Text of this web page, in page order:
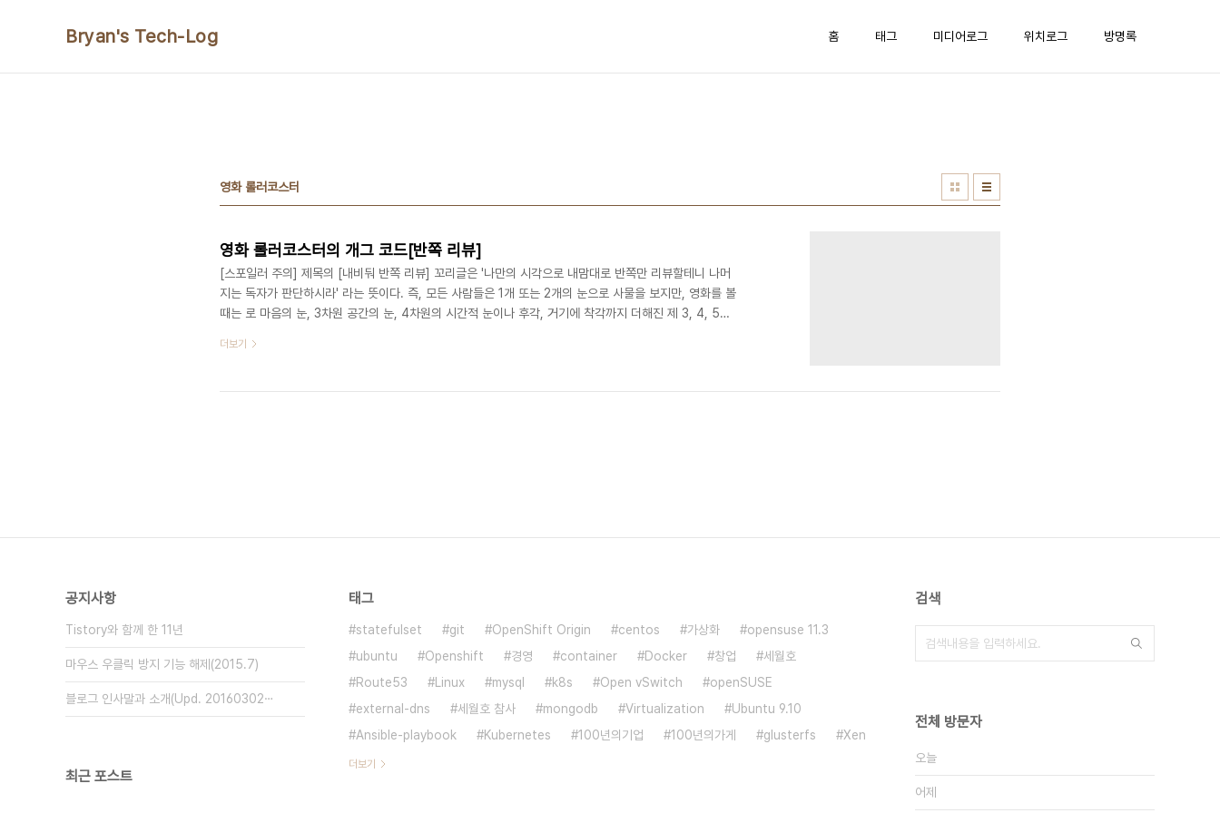
Bryan's Tech-Log 홈 태그 미디어로그 위치로그 방명록
영화 롤러코스터
영화 롤러코스터의 개그 코드[반쪽 리뷰]
[스포일러 주의] 제목의 [내비둬 반쪽 리뷰] 꼬리글은 '나만의 시각으로 내맘대로 반쪽만 리뷰할테니 나머
지는 독자가 판단하시라' 라는 뜻이다. 즉, 모든 사람들은 1개 또는 2개의 눈으로 사물을 보지만, 영화를 볼
때는 로 마음의 눈, 3차원 공간의 눈, 4차원의 시간적 눈이나 후각, 거기에 착각까지 더해진 제 3, 4, 5의
짧게 말하면, 너무 생각이 다르면 쿨하게 지나쳐 주시면 된다는 의미이다. 하지만 이 블로그에서 다루는 영
나 의미가 있는 것일테니, 한 번 쯤 눈길을 돌려봐도 좋을 듯 싶..
더보기
공지사항
Tistory와 함께 한 11년
마우스 우클릭 방지 기능 해제(2015.7)
블로그 인사말과 소개(Upd. 20160302⋯
최근 포스트
태그
statefulset git OpenShift Origin centos 가상화
opensuse 11.3
ubuntu
Openshift 경영 container Docker 창업
세월호
Route53
Linux mysql k8s Open vSwitch
openSUSE
external-dns
세월호 참사 mongodb Virtualization
Ubuntu 9.10
Ansible-playbook
Kubernetes 100년의기업 100년의가게 glusterfs Xen
더보기
검색
전체 방문자
오늘
어제